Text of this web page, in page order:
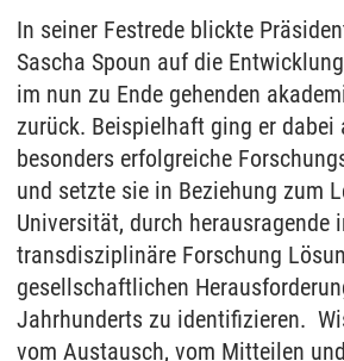
In seiner Festrede blickte
Sascha Spoun auf die
im nun zu Ende gehenden
zurück. Beispielhaft ging er dabei
besonders erfolgreiche
und setzte sie in Beziehung zum
Universität, durch herausragende
transdisziplinäre Forschung
gesellschaftlichen
Jahrhunderts zu identifizieren.
vom Austausch, vom Mitteilen